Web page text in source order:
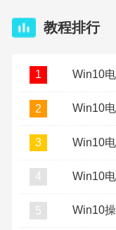
教程排行
1
2 Win10
3
4 Win10
5